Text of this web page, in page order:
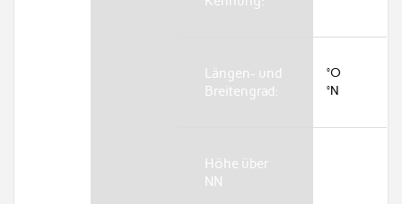
Längen- und
Breitengrad:
°O
°N
Höhe über
NN